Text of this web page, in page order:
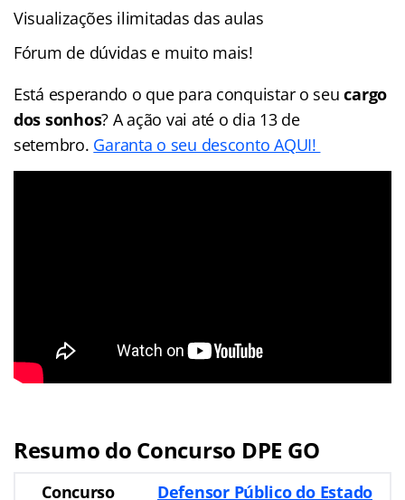
Visualizações ilimitadas das aulas
Fórum de dúvidas e muito mais!
Está esperando o que para conquistar o seucargo
dos sonhos? A ação vai até o dia 13 de
setembro. Garanta o seu desconto AQUI!
Resumo do Concurso DPE GO
Concurso
Defensor Público do Estado